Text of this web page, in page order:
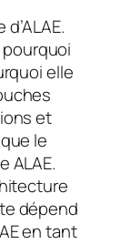
elle
et
le
ALAE.
dépend
en tant